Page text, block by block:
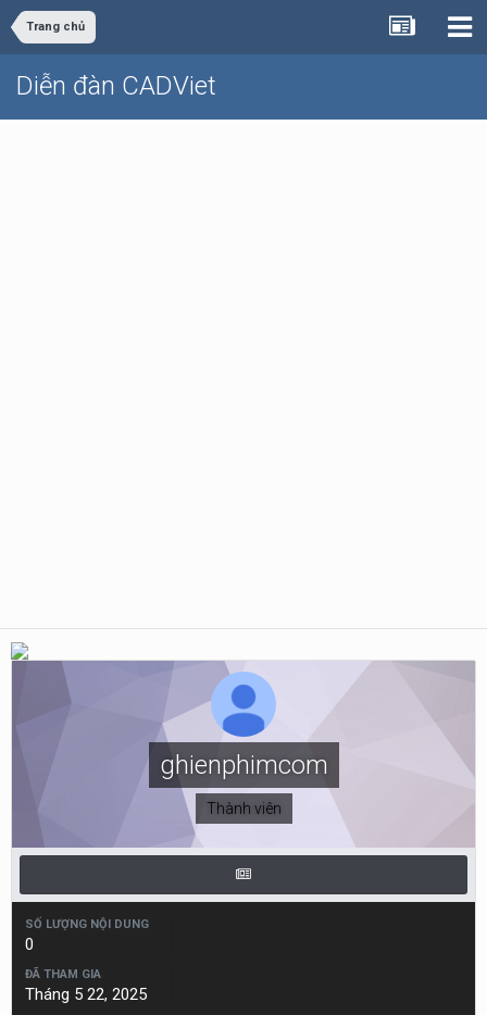
Trang chủ
Diễn đàn CADViet
ghienphimcom
Thành viên
SỐ LƯỢNG NỘI DUNG
0
ĐÃ THAM GIA
Tháng 5 22, 2025